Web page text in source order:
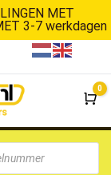
MET
3-7 werkdagen
De
0